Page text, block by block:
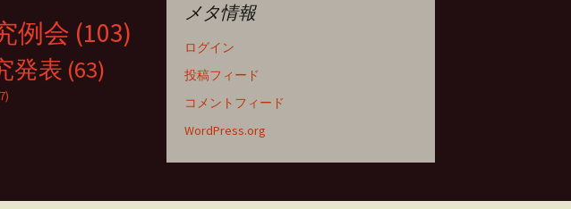
メタ情報
ログイン
投稿フィード
コメントフィード
WordPress.org
例会 (103)
発表 (63)